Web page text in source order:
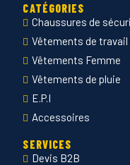
CATÉGORIES
Chaussures de
Vêtements de travail
Vêtements Femme
Vêtements de pluie
E.P.I
Accessoires
SERVICES
Devis B2B